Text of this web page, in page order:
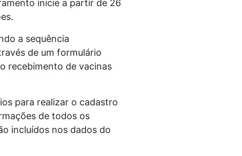
inicie a partir de 26
a sequência
de um formulário
recebimento de vacinas
para realizar o cadastro
de todos os
incluídos nos dados do